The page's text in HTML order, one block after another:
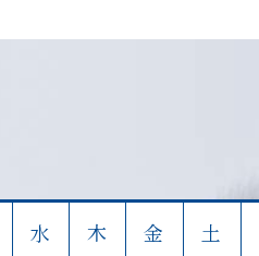
水 木 金 土